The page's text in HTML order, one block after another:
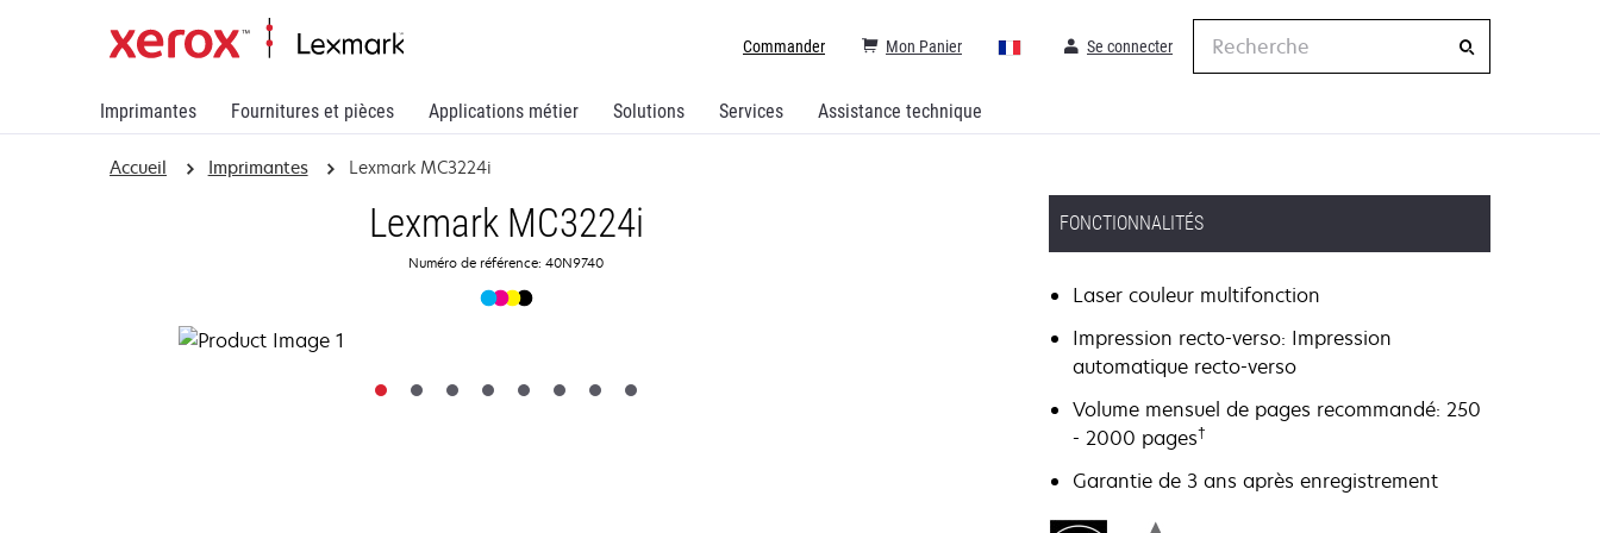
Imprimantes Fournitures et pièces Applications métier Solutions Services Assistance technique
Se connecter
Mon Panier
Commander
Recherche
Accueil Imprimantes Lexmark MC3224i
Lexmark MC3224i
Numéro de référence: 40N9740
FONCTIONNALITÉS
Laser couleur multifonction
Impression recto-verso: Impression
automatique recto-verso
Volume mensuel de pages recommandé: 250
- 2000 pages†
Garantie de 3 ans après enregistrement